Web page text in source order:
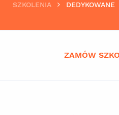
SZKOLENIA DEDYKOWANE
ZAMÓW